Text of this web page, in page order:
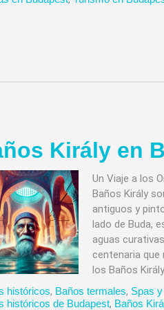
Király en
Un Viaje a los
Baños Király
antiguos y
lado de Buda,
aguas
centenaria
los Baños
históricos, Baños termales, Spas
históricos de Budapest, Baños